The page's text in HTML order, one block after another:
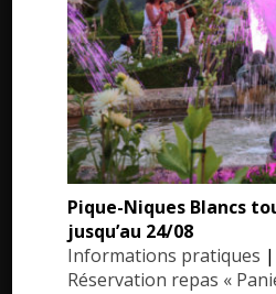
Téléphone : 05.53.28.99.71
Email : contact@eyrignac.com
ESPACE PRESSE
Dossier de presse
Communiqués de presse
Photothèque
Pique-Niques Blancs
jusqu’au 24/08
Informations pratiques |
Réservation repas «